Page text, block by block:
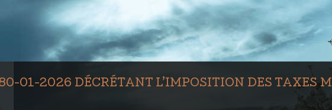
01-2026 DÉCRÉTANT L’IMPOSITION DES TAXES